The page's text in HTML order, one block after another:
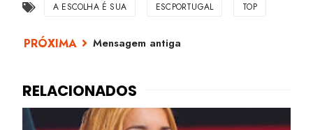
A ESCOLHA É SUA ESCPORTUGAL TOP
Mensagem antiga